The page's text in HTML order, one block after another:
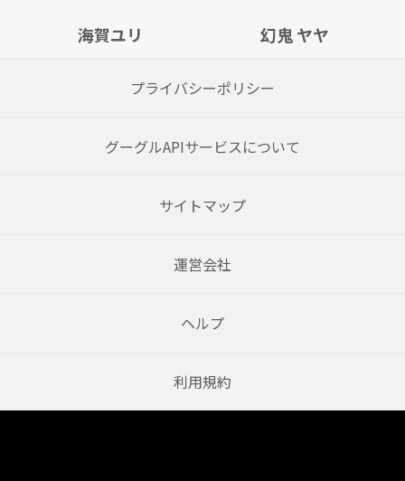
海賀ユリ 幻鬼 ヤヤ
プライバシーポリシー
グーグルAPIサービスについて
サイトマップ
運営会社
ヘルプ
利用規約